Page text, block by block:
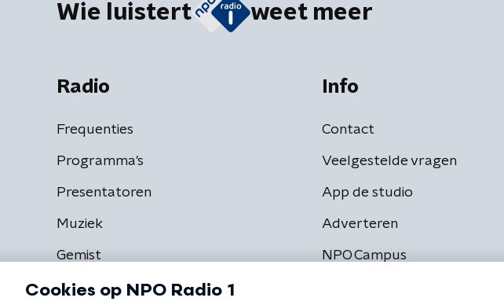
Wie luistert weet meer
Radio
Frequenties
Programma's
Presentatoren
Muziek
Gemist
Info
Contact
Veelgestelde vragen
App de studio
Adverteren
NPO Campus